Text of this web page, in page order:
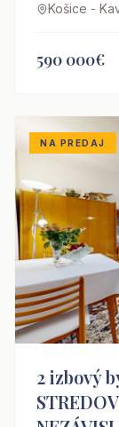
Košice -
590 000€
NA PREDAJ
2 izbový